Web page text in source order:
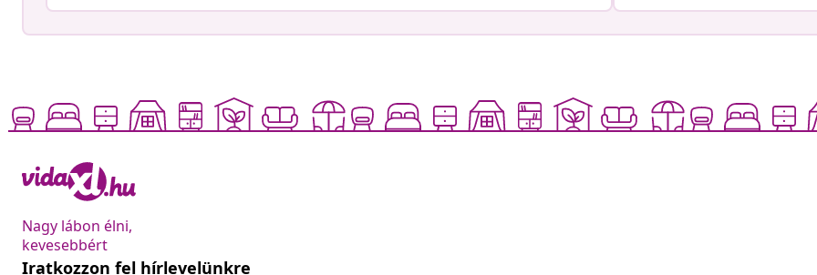
Nagy lábon élni,
kevesebbért
Iratkozzon fel hírlevelünkre